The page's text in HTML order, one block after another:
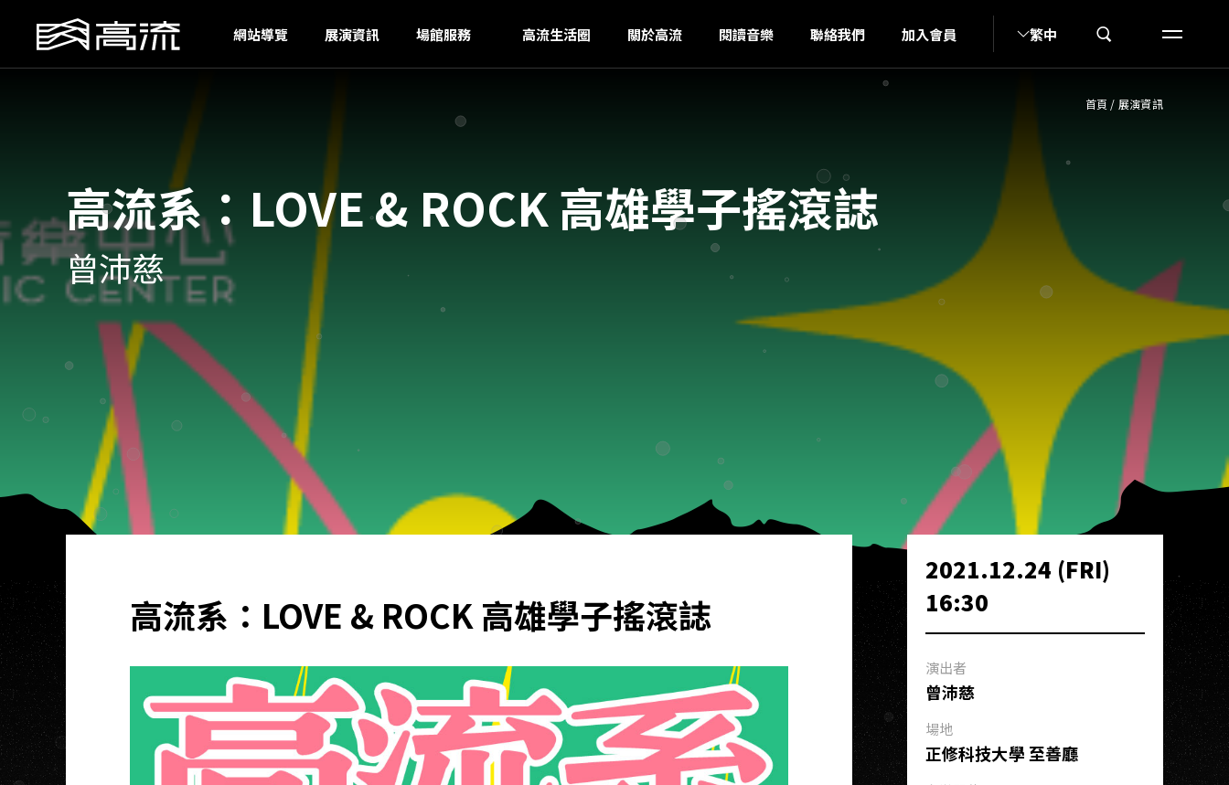
網站導覽 展演資訊 場館服務 高流生活圈 關於高流 閱讀音樂 聯絡我們 加入會員 繁中
首頁 / 展演資訊
高流系：LOVE & ROCK 高雄學子搖滾誌
曾沛慈
高流系：LOVE & ROCK 高雄學子搖滾誌
2021.12.24 (FRI)
16:30
演出者
曾沛慈
場地
正修科技大學 至善廳